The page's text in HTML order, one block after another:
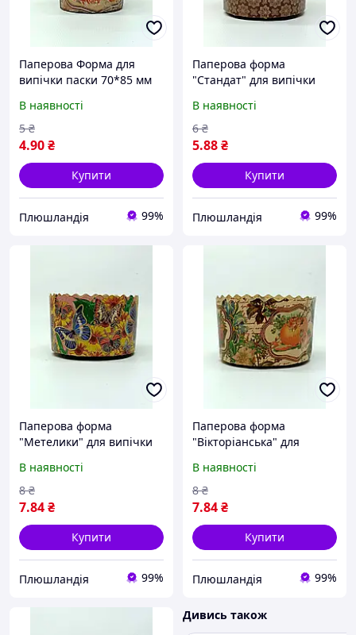
Паперова Форма для
випічки паски 70*85 мм
В наявності
4.90₴
5 ₴
Купити
Плюшландія 99%
Паперова форма
"Стандат" для випічки
1
В наявності
5.88₴
6 ₴
Купити
Плюшландія 99%
Паперова форма
"Метелики" для випічки
00053130-2
В наявності
7.84₴
8 ₴
Купити
Плюшландія 99%
Паперова форма
"Вікторіанська" для
00053130-3
В наявності
7.84₴
8 ₴
Купити
Плюшландія 99%
Дивись також